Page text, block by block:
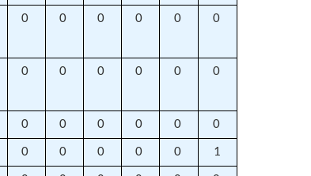
0 0 0 0 0 0
0 0 0 0 0 0
0 0 0 0 0 0
0 0 0 0 0 1